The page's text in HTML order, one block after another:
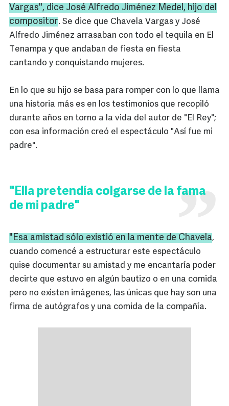
Vargas", dice José Alfredo Jiménez Medel, hijo del
compositor. Se dice que Chavela Vargas y José
Alfredo Jiménez arrasaban con todo el tequila en El
Tenampa y que andaban de fiesta en fiesta
cantando y conquistando mujeres.
En lo que su hijo se basa para romper con lo que llama
una historia más es en los testimonios que recopiló
durante años en torno a la vida del autor de "El Rey";
con esa información creó el espectáculo "Así fue mi
padre".
"Ella pretendía colgarse de la fama
de mi padre"
"Esa amistad sólo existió en la mente de Chavela,
cuando comencé a estructurar este espectáculo
quise documentar su amistad y me encantaría poder
decirte que estuvo en algún bautizo o en una comida
pero no existen imágenes, las únicas que hay son una
firma de autógrafos y una comida de la compañía.